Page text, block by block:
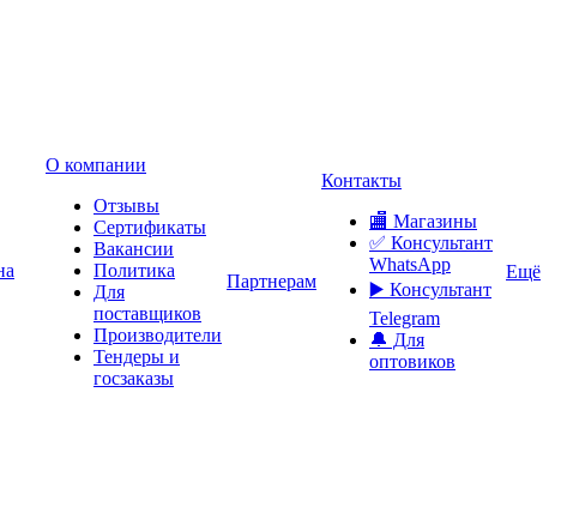
О компании
Отзывы
Сертификаты
Вакансии
Политика
Для
поставщиков
Производители
Тендеры и
госзаказы
Партнерам
Контакты
🏬 Магазины
✅️ Консультант
WhatsApp
▶️ Консультант
Telegram
🔔 Для
оптовиков
Ещё